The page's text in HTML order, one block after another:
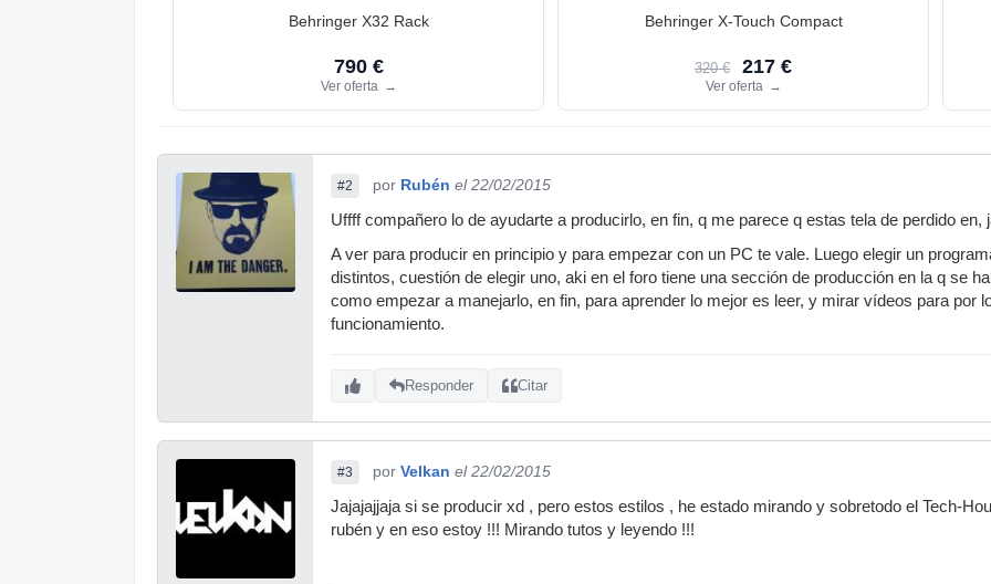
Behringer X32 Rack
790 €
Ver oferta →
Behringer X-Touch Compact
320 € 217 €
Ver oferta →
#2 por Rubén el 22/02/2015
Uffff compañero lo de ayudarte a producirlo, en fin, q me parece q estas tela de perdido en,
A ver para producir en principio y para empezar con un PC te vale. Luego elegir un
distintos, cuestión de elegir uno, aki en el foro tiene una sección de producción en la q se
como empezar a manejarlo, en fin, para aprender lo mejor es leer, y mirar vídeos para por
funcionamiento.
Responder Citar
#3 por Velkan el 22/02/2015
Jajajajjaja si se producir xd , pero estos estilos , he estado mirando y sobretodo el Tech-
rubén y en eso estoy !!! Mirando tutos y leyendo !!!